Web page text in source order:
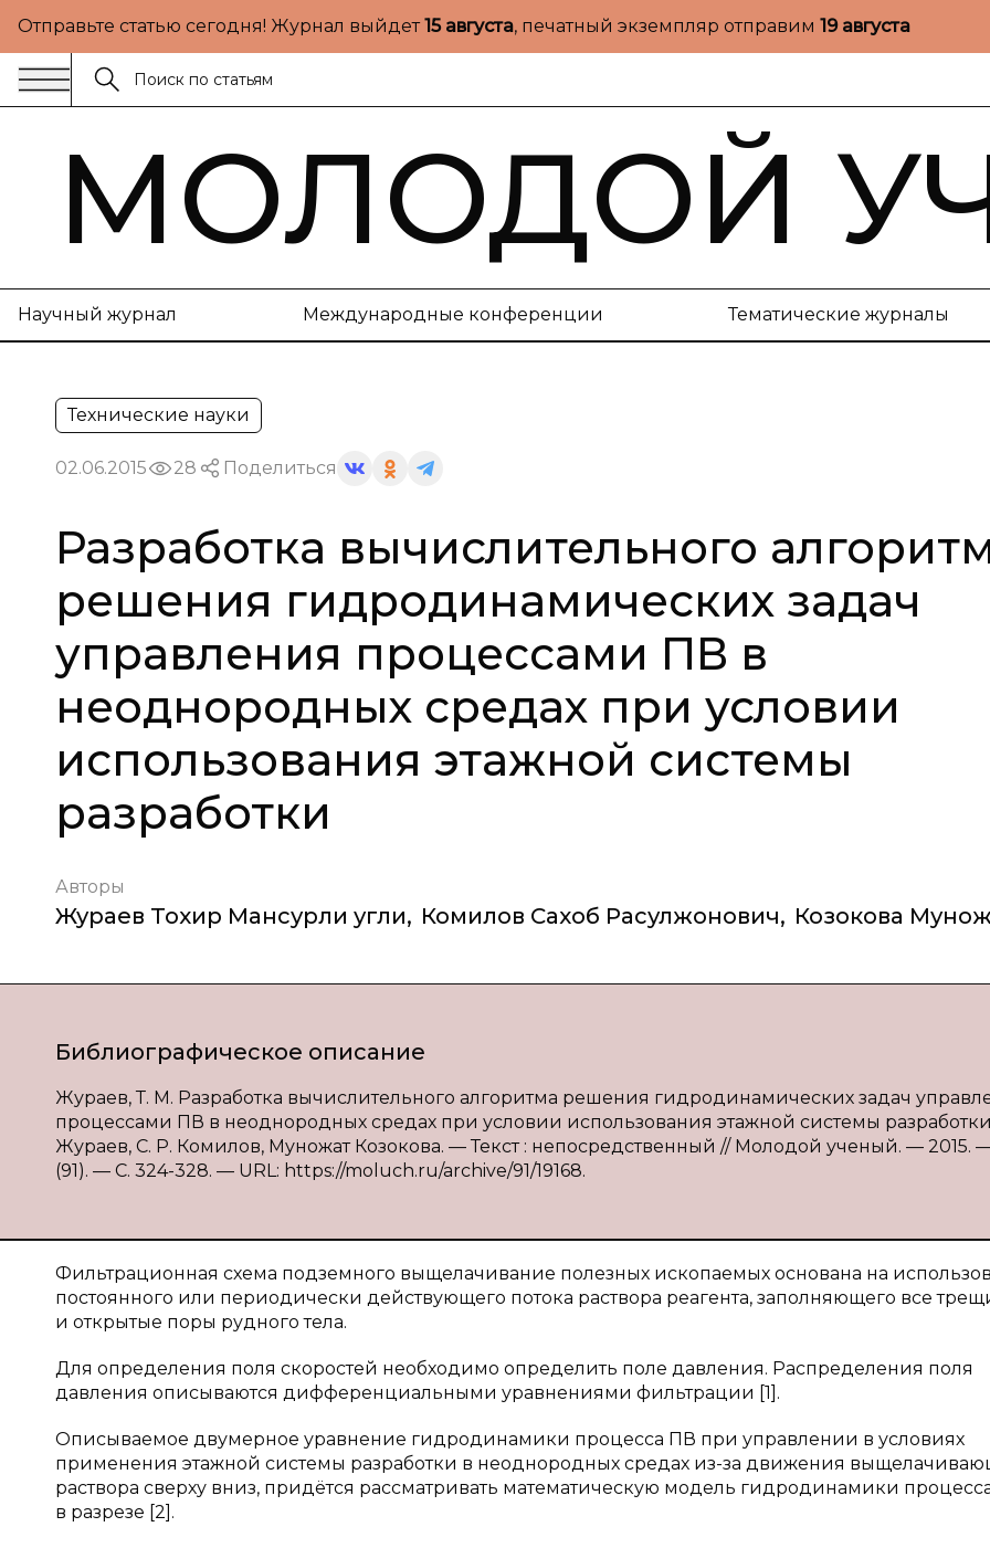
Отправьте статью сегодня! Журнал выйдет15 августа, печатный экземпляр отправим 19 августа
МОЛОДОЙ
Научный журнал Международные конференции Тематические журналы
Технические науки
02.06.2015 28 Поделиться
Разработка вычислительного
решения гидродинамических задач
управления процессами ПВ в
неоднородных средах при условии
использования этажной системы
разработки
Авторы
Жураев Тохир Мансурли угли, Комилов Сахоб Расулжонович, Козокова
Библиографическое описание
Жураев, Т. М. Разработка вычислительного алгоритма решения гидродинамических задач
процессами ПВ в неоднородных средах при условии использования этажной системы
Жураев, С. Р. Комилов, Муножат Козокова. — Текст : непосредственный // Молодой ученый. — 2015.
(91). — С. 324-328. — URL: https://moluch.ru/archive/91/19168.
Фильтрационная схема подземного выщелачивание полезных ископаемых основана на
постоянного или периодически действующего потока раствора реагента, заполняющего все
и открытые поры рудного тела.
Для определения поля скоростей необходимо определить поле давления. Распределения поля
давления описываются дифференциальными уравнениями фильтрации [1].
Описываемое двумерное уравнение гидродинамики процесса ПВ при управлении в условиях
применения этажной системы разработки в неоднородных средах из-за движения
раствора сверху вниз, придётся рассматривать математическую модель гидродинамики
в разрезе [2].